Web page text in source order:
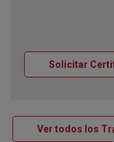
Solicitar
Ver todos los